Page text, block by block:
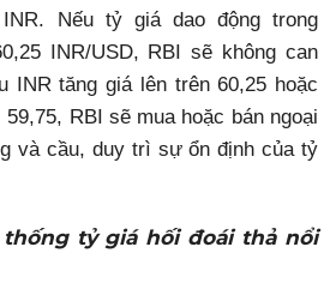
Nếu tỷ giá dao động trong
INR/USD, RBI sẽ không can
INR tăng giá lên trên 60,25 hoặc
RBI sẽ mua hoặc bán ngoại
và cầu, duy trì sự ổn định của tỷ
tỷ giá hối đoái thả nổi